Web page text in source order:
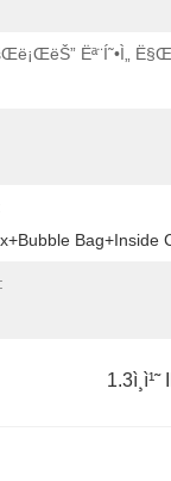
Ëª¨í˜•ì„
Bag+inside